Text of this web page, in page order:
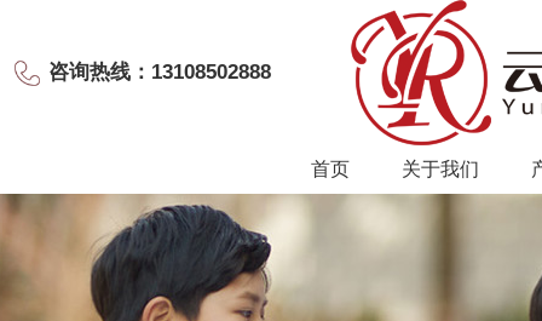
咨询热线：13108502888
首页 关于我们